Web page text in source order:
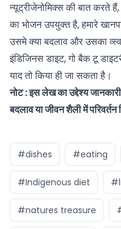
न्यूट्रीजेनोमिक्स की बात करते
का भोजन उपयुक्त है, हमारे
उसमे क्या बदलाव और उसका
इंडिजिनस डाइट, गो बैक टू
याद तो किया ही जा सकता है।
नोट : इस लेख का उद्देश्य
बदलाव या जीवन शैली में परिवर्तन
#dishes #eating
#Indigenous diet
#natures treasure